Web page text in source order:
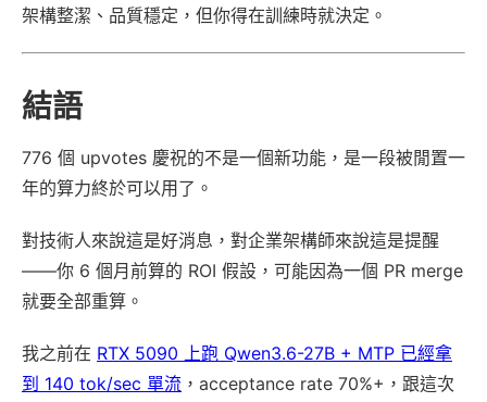
架構整潔、品質穩定，但你得在訓練時就決定。
結語
776 個 upvotes 慶祝的不是一個新功能，是一段被閒置一
年的算力終於可以用了。
對技術人來說這是好消息，對企業架構師來說這是提醒
——你 6 個月前算的 ROI 假設，可能因為一個 PR merge
就要全部重算。
我之前在 RTX 5090 上跑 Qwen3.6-27B + MTP 已經拿
到 140 tok/sec 單流 ，acceptance rate 70%+，跟這次